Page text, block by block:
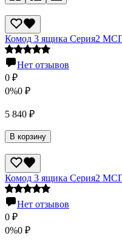
Комод 3 ящика Серия2
Нет отзывов
0 ₽
0%0 ₽
5 840 ₽
В корзину
Комод 3 ящика Серия2
Нет отзывов
0 ₽
0%0 ₽